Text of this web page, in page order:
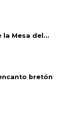
Mesa del...
bretón